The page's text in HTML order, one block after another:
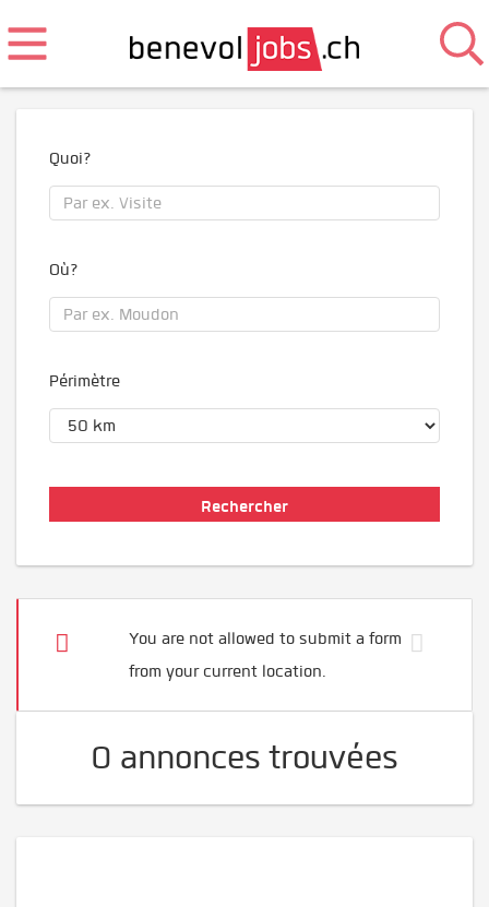
Quoi?
Où?
Périmètre
You are not allowed to submit a form
from your current location.
0 annonces trouvées